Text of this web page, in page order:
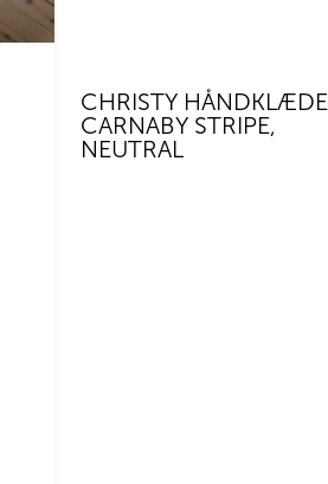
CHRISTY HÅNDKLÆDE
CARNABY STRIPE,
NEUTRAL